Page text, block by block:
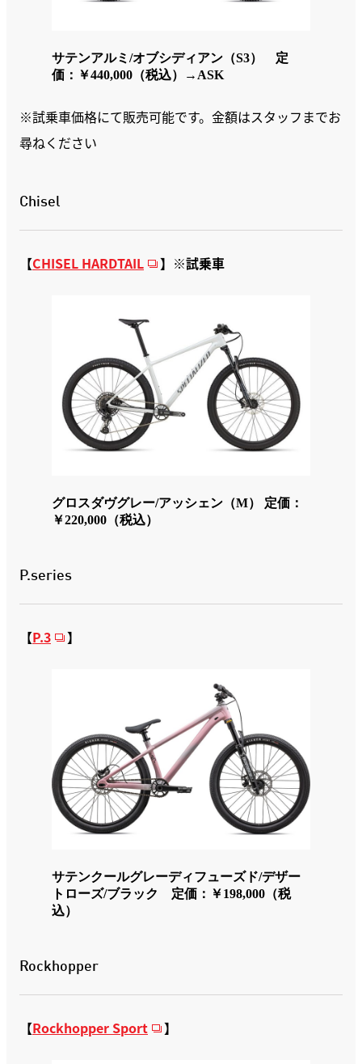
サテンアルミ/オブシディアン（S3） 定
価：￥440,000（税込）
→ASK
※試乗車価格にて販売可能です。金額はスタッフまでお
尋ねください
Chisel
【CHISEL HARDTAIL 】※試乗車
グロスダヴグレー/アッシェン（M） 定価：
￥220,000（税込）
P.series
【P.3 】
サテンクールグレーディフューズド/デザー
トローズ/ブラック 定価：￥198,000（税
込）
Rockhopper
【Rockhopper Sport 】